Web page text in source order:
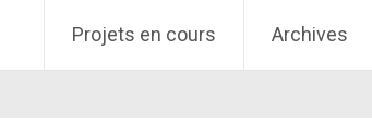
Projets en cours Archives